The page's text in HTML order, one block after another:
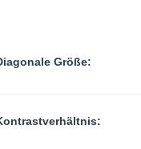
Größe: